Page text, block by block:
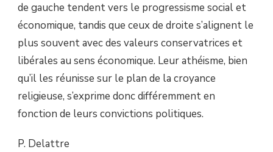
de gauche tendent vers le progressisme social et
économique, tandis que ceux de droite s’alignent le
plus souvent avec des valeurs conservatrices et
libérales au sens économique. Leur athéisme, bien
qu’il les réunisse sur le plan de la croyance
religieuse, s’exprime donc différemment en
fonction de leurs convictions politiques.
P. Delattre